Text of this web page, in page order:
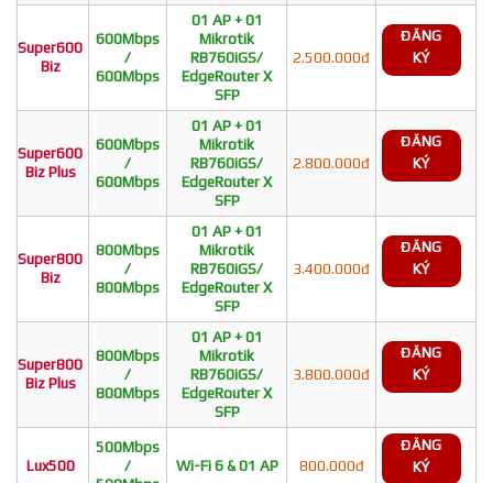
Super600
Biz
600Mbps
/
600Mbps
01 AP + 01
Mikrotik
RB760iGS/
EdgeRouter X
SFP
2.500.000đ
ĐĂNG
KÝ
Super600
Biz Plus
600Mbps
/
600Mbps
01 AP + 01
Mikrotik
RB760iGS/
EdgeRouter X
SFP
2.800.000đ
ĐĂNG
KÝ
Super800
Biz
800Mbps
/
800Mbps
01 AP + 01
Mikrotik
RB760iGS/
EdgeRouter X
SFP
3.400.000đ
ĐĂNG
KÝ
Super800
Biz Plus
800Mbps
/
800Mbps
01 AP + 01
Mikrotik
RB760iGS/
EdgeRouter X
SFP
3.800.000đ
ĐĂNG
KÝ
Lux500
500Mbps
/
Wi-Fi 6 & 01 AP 800.000đ
ĐĂNG
KÝ